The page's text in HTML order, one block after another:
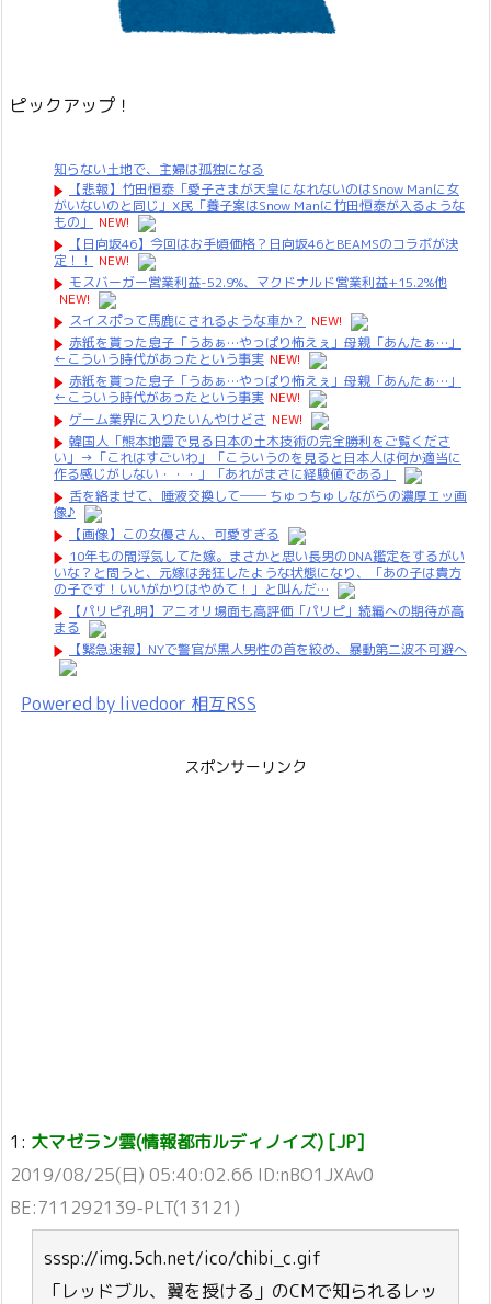
ピックアップ！
知らない土地で、主婦は孤独になる
【悲報】竹田恒泰「愛子さまが天皇になれないのはSnow Manに女
がいないのと同じ」X民「養子案はSnow Manに竹田恒泰が入るような
もの」
NEW!
【日向坂46】今回はお手頃価格？日向坂46とBEAMSのコラボが決
定！！
NEW!
モスバーガー営業利益-52.9%、マクドナルド営業利益+15.2%他
NEW!
スイスポって馬鹿にされるような車か？ NEW!
赤紙を貰った息子「うあぁ…やっぱり怖えぇ」母親「あんたぁ…」
←こういう時代があったという事実 NEW!
赤紙を貰った息子「うあぁ…やっぱり怖えぇ」母親「あんたぁ…」
←こういう時代があったという事実 NEW!
ゲーム業界に入りたいんやけどさ NEW!
韓国人「熊本地震で見る日本の土木技術の完全勝利をご覧くださ
い」→「これはすごいわ」「こういうのを見ると日本人は何か適当に
作る感じがしない・・・」「あれがまさに経験値である」
舌を絡ませて、唾液交換して── ちゅっちゅしながらの濃厚エッ画
像♪
【画像】この女優さん、可愛すぎる
10年もの間浮気してた嫁。まさかと思い長男のDNA鑑定をするがい
いな？と問うと、元嫁は発狂したような状態になり、「あの子は貴方
の子です！いいがかりはやめて！」と叫んだ…
【パリピ孔明】アニオリ場面も高評価「パリピ」続編への期待が高
まる
【緊急速報】NYで警官が黒人男性の首を絞め、暴動第二波不可避へ
Powered by livedoor 相互RSS
スポンサーリンク
1: 大マゼラン雲(情報都市ルディノイズ) [JP]
2019/08/25(日) 05:40:02.66 ID:nBO1JXAv0
BE:711292139-PLT(13121)
sssp://img.5ch.net/ico/chibi_c.gif
「レッドブル、翼を授ける」のCMで知られるレッ